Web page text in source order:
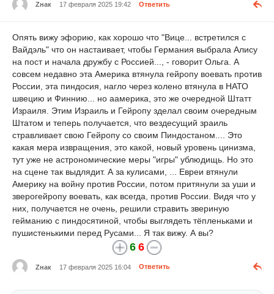
Zнак 17 февраля 2025 19:42 Ответить
Опять вижу эфорию, как хорошо что "Вице... встретился с
Вайдэль" что он настаивает, чтобы Германия выбрала Алису
на пост и начала дружбу с Россией..., - говорит Ольга. А
совсем недавно эта Америка втянула гейропу воевать против
России, эта пиндосия, нагло через колено втянула в НАТО
швецию и Финнию... но аамерика, это же очередной Штатт
Израиля. Этим Израиль и Гейропу зделал своим очередным
Штатом и теперь получается, что вездесущий зраиль
стравливает свою Гейропу со своим Пиндостаном.... Это
какая мера извращения, это какой, новый уровень цинизма,
тут уже не астрономические меры "игры" ублюдищь. Но это
на сцене так выдлядит. А за кулисами, ... Евреи втянули
Америку на войну против России, потом притянули за уши и
зверогейропу воевать, как всегда, против России. Видя что у
них, получается не очень, решили стравить звериную
гейманию с пиндосятиной, чтобы выглядеть тёпленьками и
пушистенькими перед Русами... Я так вижу. А вы?
6 6
Zнак 17 февраля 2025 16:04 Ответить